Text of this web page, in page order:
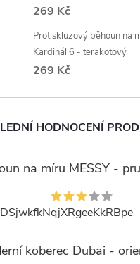
269 Kč
Protiskluzový běhoun na
Kardinál 6 - terakotový
269 Kč
HODNOCENÍ